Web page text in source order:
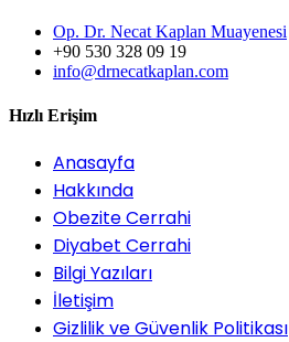
Op. Dr. Necat Kaplan Muayenesi
+90 530 328 09 19
info@drnecatkaplan.com
Hızlı Erişim
Anasayfa
Hakkında
Obezite Cerrahi
Diyabet Cerrahi
Bilgi Yazıları
İletişim
Gizlilik ve Güvenlik Politikası